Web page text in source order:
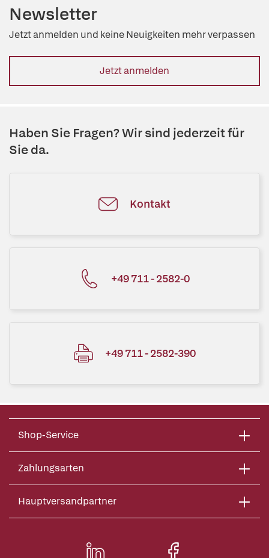
Newsletter
Jetzt anmelden und keine Neuigkeiten mehr verpassen
Jetzt anmelden
Haben Sie Fragen? Wir sind jederzeit für
Sie da.
Kontakt
+49 711 - 2582-0
+49 711 - 2582-390
Shop-Service
Zahlungsarten
Hauptversandpartner